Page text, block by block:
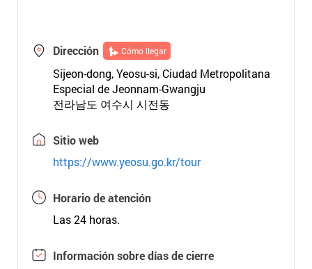
Dirección Cómo llegar
Sijeon-dong, Yeosu-si, Ciudad Metropolitana
Especial de Jeonnam-Gwangju
전라남도 여수시 시전동
Sitio web
https://www.yeosu.go.kr/tour
Horario de atención
Las 24 horas.
Información sobre días de cierre